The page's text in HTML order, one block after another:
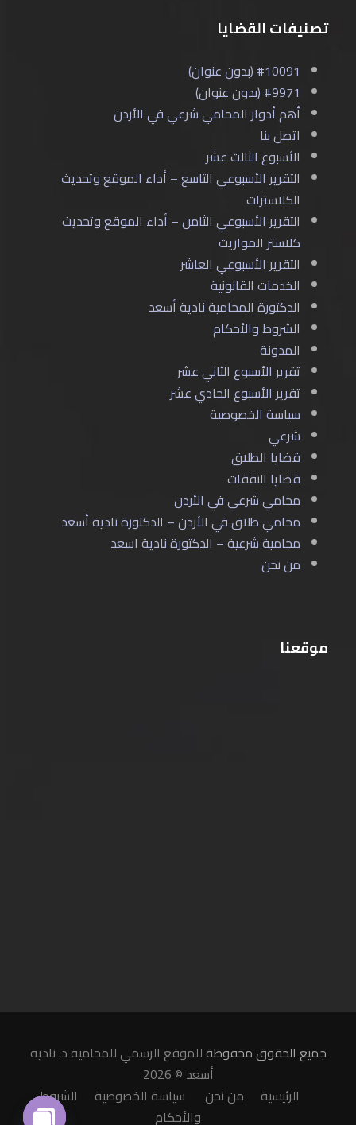
تصنيفات القضايا
#10091 (بدون عنوان)
#9971 (بدون عنوان)
أهم أدوار المحامي شرعي في الأردن
اتصل بنا
الأسبوع الثالث عشر
التقرير الأسبوعي التاسع – أداء الموقع وتحديث
الكلاسترات
التقرير الأسبوعي الثامن – أداء الموقع وتحديث
كلاستر المواريث
التقرير الأسبوعي العاشر
الخدمات القانونية
الدكتورة المحامية نادية أسعد
الشروط والأحكام
المدونة
تقرير الأسبوع الثاني عشر
تقرير الأسبوع الحادي عشر
سياسة الخصوصية
شرعي
قضايا الطلاق
قضايا النفقات
محامي شرعي في الأردن
محامي طلاق في الأردن – الدكتورة نادية أسعد
محامية شرعية – الدكتورة نادية اسعد
من نحن
موقعنا
جميع الحقوق محفوظةللموقع الرسمي للمحامية د. ناديه
أسعد © 2026
الرئيسية
من نحن سياسة الخصوصية
الشروط
والأحكام